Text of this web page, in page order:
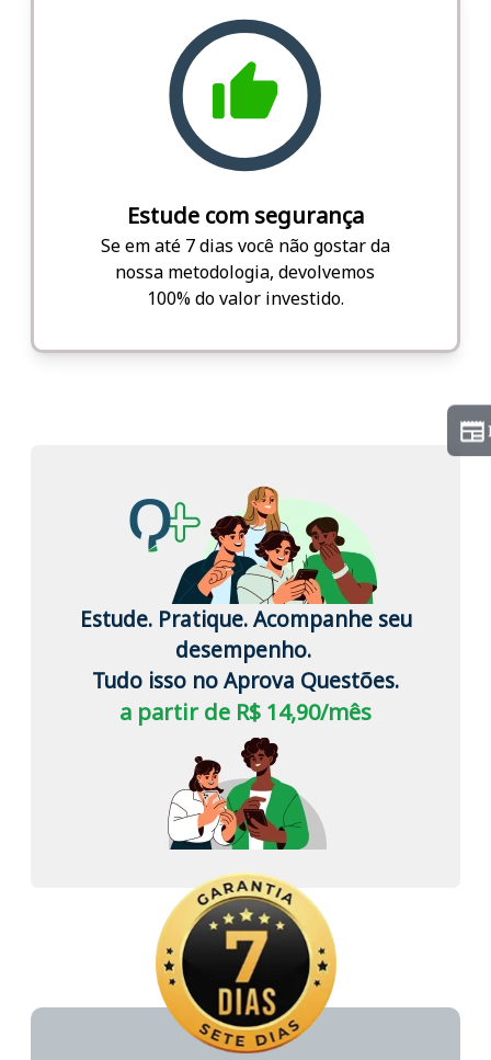
Estude com segurança
Se em até 7 dias você não gostar da
nossa metodologia, devolvemos
100% do valor investido.
Estude. Pratique. Acompanhe seu
desempenho.
Tudo isso no Aprova Questões.
a partir de R$ 14,90/mês